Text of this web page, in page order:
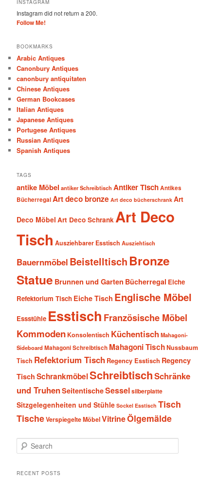
INSTAGRAM
Instagram did not return a 200.
Follow Me!
BOOKMARKS
Arabic Antiques
Canonbury Antiques
canonbury antiquitaten
Chinese Antiques
German Bookcases
Italian Antiques
Japanese Antiques
Portugese Antiques
Russian Antiques
Spanish Antiques
TAGS
antike Möbel antiker Schreibtisch Antiker TischAntikes
BücherregalArt deco bronze Art deco bücherschrank Art
Deco Möbel Art Deco Schrank Art Deco
Tisch Ausziehbarer Esstisch Ausziehtisch
Bauernmöbel Beistelltisch Bronze
Statue Brunnen und Garten Bücherregal Eiche
Refektorium Tisch Eiche Tisch Englische Möbel
Essstühle Esstisch Französische Möbel
Kommoden Konsolentisch Küchentisch Mahagoni-
SideboardMahagoni Schreibtisch Mahagoni TischNussbaum
Tisch Refektorium Tisch Regency Esstisch Regency
Tisch SchrankmöbelSchreibtischSchränke
und TruhenSeitentischeSesselsilberplatte
Sitzgelegenheiten und Stühle Sockel Esstisch Tisch
TischeVerspiegelte MöbelVitrineÖlgemälde
e
rRECENT POSTS